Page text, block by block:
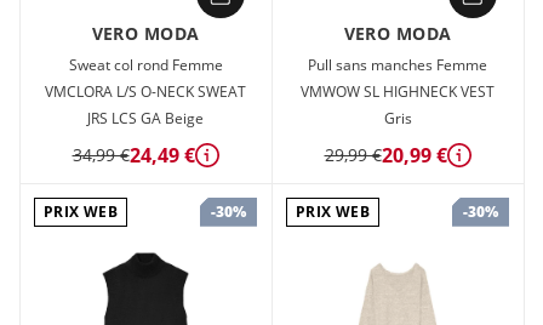
VERO MODA
Sweat col rond Femme
VMCLORA L/S O-NECK SWEAT
JRS LCS GA Beige
34,99 €24,49 € Détails
VERO MODA
Pull sans manches Femme
VMWOW SL HIGHNECK VEST
Gris
29,99 €20,99 € Détails
PRIX WEB -30% PRIX WEB -30%